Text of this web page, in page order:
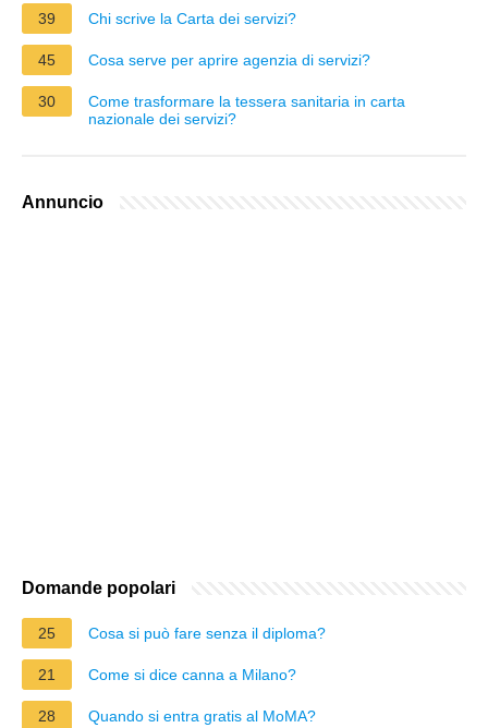
39 Chi scrive la Carta dei servizi?
45 Cosa serve per aprire agenzia di servizi?
30
Come trasformare la tessera sanitaria in carta
nazionale dei servizi?
Annuncio
Domande popolari
25 Cosa si può fare senza il diploma?
21 Come si dice canna a Milano?
28 Quando si entra gratis al MoMA?